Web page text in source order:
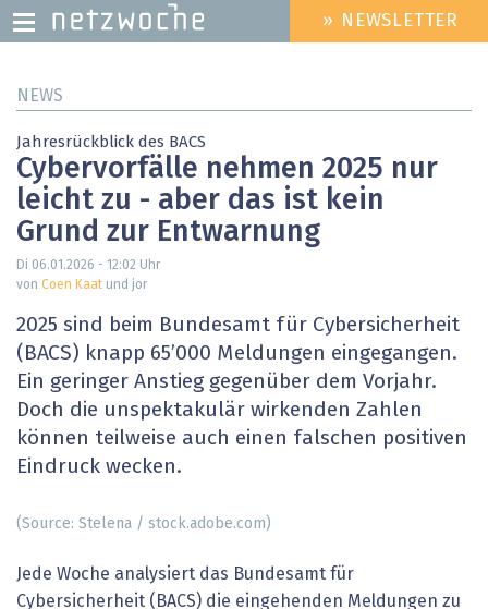
zum
HEADER
MENU
» NEWSLETTER
NEWS
Jahresrückblick des BACS
Cybervorfälle nehmen 2025 nur
leicht zu - aber das ist kein
Grund zur Entwarnung
Di 06.01.2026 - 12:02 Uhr
von Coen Kaat und jor
2025 sind beim Bundesamt für Cybersicherheit
(BACS) knapp 65’000 Meldungen eingegangen.
Ein geringer Anstieg gegenüber dem Vorjahr.
Doch die unspektakulär wirkenden Zahlen
können teilweise auch einen falschen positiven
Eindruck wecken.
(Source: Stelena / stock.adobe.com)
Jede Woche analysiert das Bundesamt für
Cybersicherheit (BACS) die eingehenden Meldungen zu